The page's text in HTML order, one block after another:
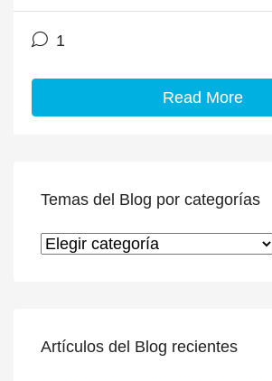
1
Read More
Temas del Blog por categorías
Temas del Blog por categorías
Artículos del Blog recientes